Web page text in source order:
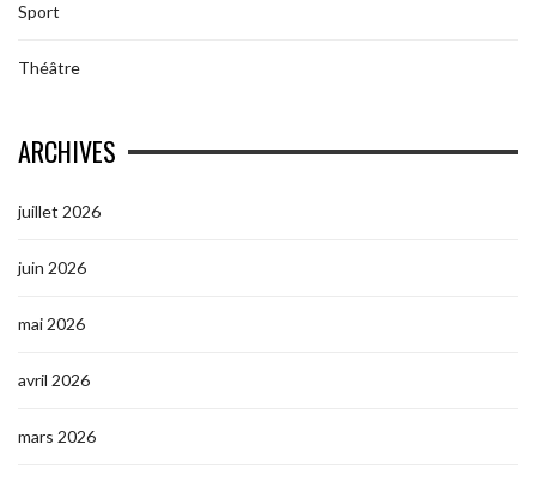
Sport
Théâtre
ARCHIVES
juillet 2026
juin 2026
mai 2026
avril 2026
mars 2026